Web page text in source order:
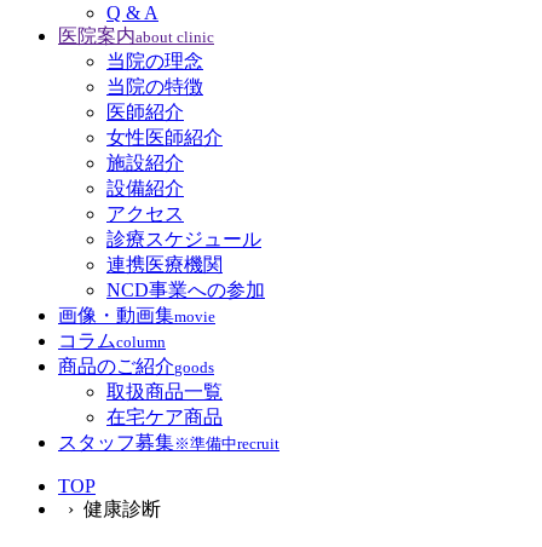
Q & A
医院案内about clinic
当院の理念
当院の特徴
医師紹介
女性医師紹介
施設紹介
設備紹介
アクセス
診療スケジュール
連携医療機関
NCD事業への参加
画像・動画集movie
コラムcolumn
商品のご紹介goods
取扱商品一覧
在宅ケア商品
スタッフ募集※準備中recruit
TOP
› 健康診断